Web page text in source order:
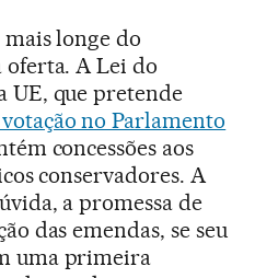
longe do
oferta. A Lei do
UE, que pretende
no Parlamento
concessões aos
conservadores. A
a promessa de
das emendas, se seu
uma primeira